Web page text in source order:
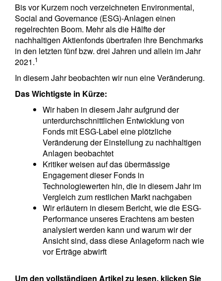
Bis vor Kurzem noch verzeichneten Environmental,
Social and Governance (ESG)-Anlagen einen
regelrechten Boom. Mehr als die Hälfte der
nachhaltigen Aktienfonds übertrafen ihre Benchmarks
in den letzten fünf bzw. drei Jahren und allein im Jahr
2021.1
In diesem Jahr beobachten wir nun eine Veränderung.
Das Wichtigste in Kürze:
Wir haben in diesem Jahr aufgrund der
unterdurchschnittlichen Entwicklung von
Fonds mit ESG-Label eine plötzliche
Veränderung der Einstellung zu nachhaltigen
Anlagen beobachtet
Kritiker weisen auf das übermässige
Engagement dieser Fonds in
Technologiewerten hin, die in diesem Jahr im
Vergleich zum restlichen Markt nachgaben
Wir erläutern in diesem Bericht, wie die ESG-
Performance unseres Erachtens am besten
analysiert werden kann und warum wir der
Ansicht sind, dass diese Anlageform nach wie
vor Erträge abwirft
Um den vollständigen Artikel zu lesen, klicken Sie